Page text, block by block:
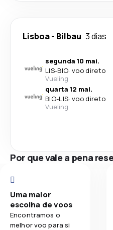
Lisboa- Bilbau 3 dias
segunda 10 mai.
LIS-BIO· voo direto
Vueling
quarta 12 mai.
BIO-LIS· voo direto
Vueling
Por que vale a pena
Uma maior
escolha de voos
Encontramos o
melhor voo para si